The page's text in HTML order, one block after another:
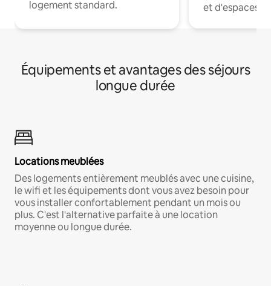
logement standard.
et d'espaces
Équipements et avantages des séjours
longue durée
Locations meublées
Des logements entièrement meublés avec une cuisine,
le wifi et les équipements dont vous avez besoin pour
vous installer confortablement pendant un mois ou
plus. C'est l'alternative parfaite à une location
moyenne ou longue durée.